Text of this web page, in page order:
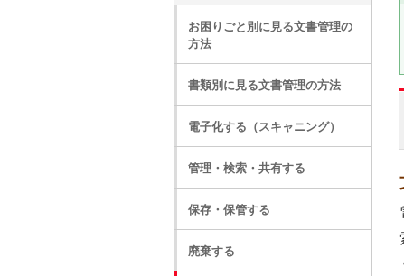
お困りごと別に見る文書管理の
方法
書類別に見る文書管理の方法
電子化する（スキャニング）
管理・検索・共有する
保存・保管する
廃棄する